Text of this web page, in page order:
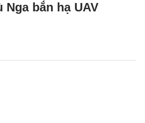
bắn hạ UAV